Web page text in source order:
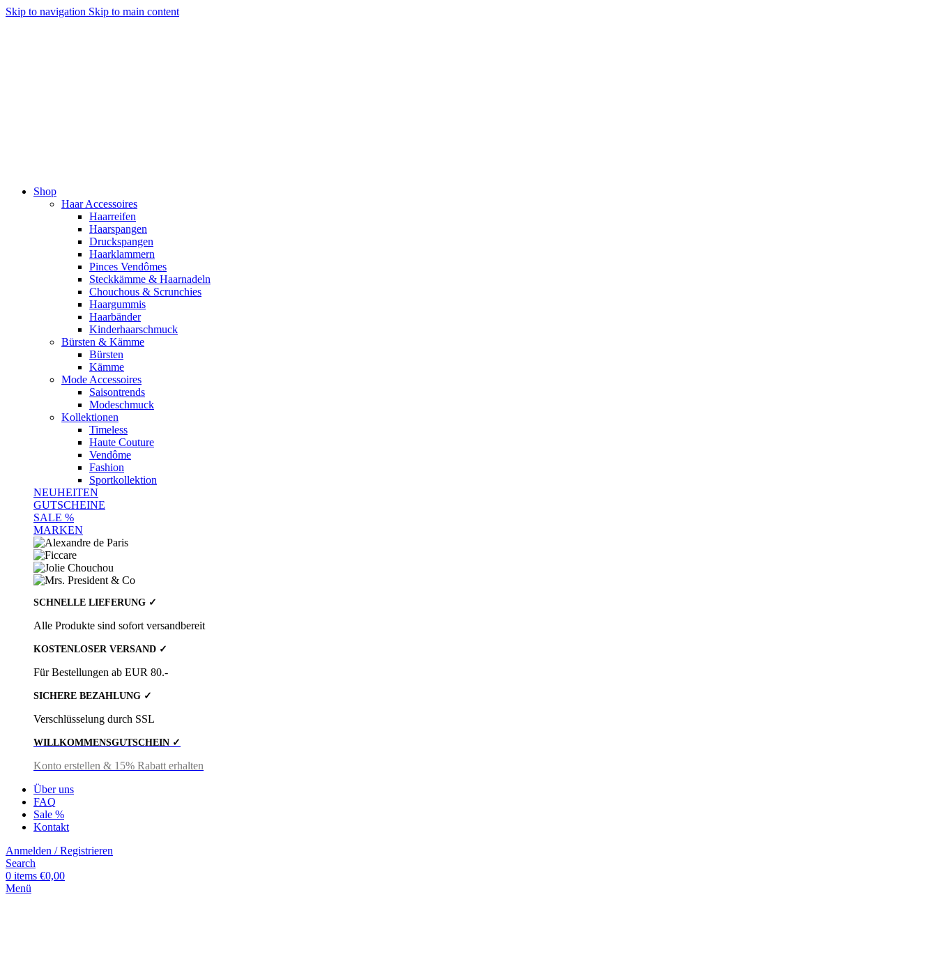
Skip to navigation Skip to main content
Shop
Haar Accessoires
Haarreifen
Haarspangen
Druckspangen
Haarklammern
Pinces Vendômes
Steckkämme & Haarnadeln
Chouchous & Scrunchies
Haargummis
Haarbänder
Kinderhaarschmuck
Bürsten & Kämme
Bürsten
Kämme
Mode Accessoires
Saisontrends
Modeschmuck
Kollektionen
Timeless
Haute Couture
Vendôme
Fashion
Sportkollektion
NEUHEITEN
GUTSCHEINE
SALE %
MARKEN
SCHNELLE LIEFERUNG ✓
Alle Produkte sind sofort versandbereit
KOSTENLOSER VERSAND ✓
Für Bestellungen ab EUR 80.-
SICHERE BEZAHLUNG ✓
Verschlüsselung durch SSL
WILLKOMMENSGUTSCHEIN ✓
Konto erstellen & 15% Rabatt erhalten
Über uns
FAQ
Sale %
Kontakt
Anmelden / Registrieren
Search
0 items €0,00
Menü